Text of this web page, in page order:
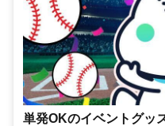
単発OKのイベントグッ